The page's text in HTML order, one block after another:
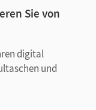
Sie von
digital
und
verfügbar.